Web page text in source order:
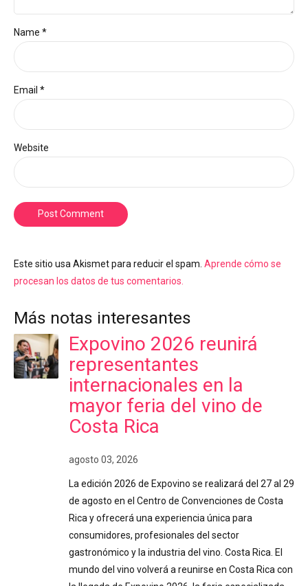
Name *
Email *
Website
Post Comment
Este sitio usa Akismet para reducir el spam. Aprende cómo se
procesan los datos de tus comentarios.
Más notas interesantes
Expovino 2026 reunirá
representantes
internacionales en la
mayor feria del vino de
Costa Rica
agosto 03, 2026
La edición 2026 de Expovino se realizará del 27 al 29
de agosto en el Centro de Convenciones de Costa
Rica y ofrecerá una experiencia única para
consumidores, profesionales del sector
gastronómico y la industria del vino. Costa Rica. El
mundo del vino volverá a reunirse en Costa Rica con